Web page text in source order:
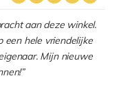
aan deze winkel.
een hele vriendelijke
Mijn nieuwe